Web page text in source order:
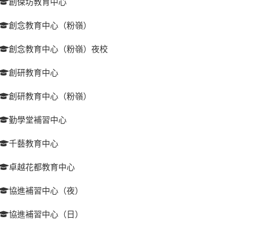
創念教育中心（粉嶺）
創念教育中心（粉嶺）夜校
創研教育中心
創研教育中心（粉嶺）
勤學堂補習中心
千藝教育中心
卓越花都教育中心
協進補習中心（夜）
協進補習中心（日）